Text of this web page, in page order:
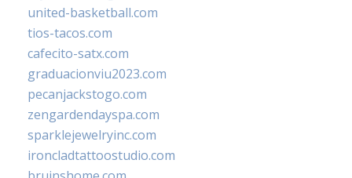
united-basketball.com
tios-tacos.com
cafecito-satx.com
graduacionviu2023.com
pecanjackstogo.com
zengardendayspa.com
sparklejewelryinc.com
ironcladtattoostudio.com